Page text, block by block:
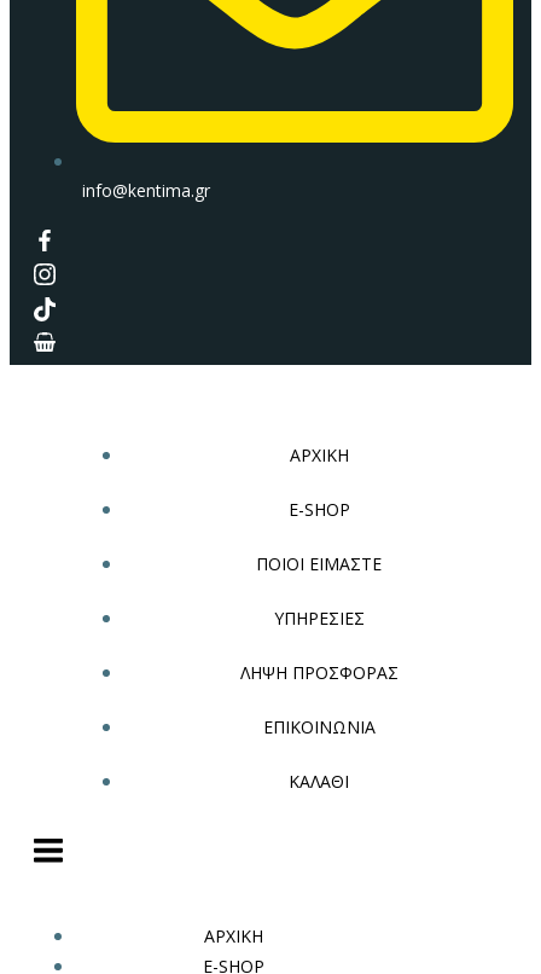
info@kentima.gr
ΑΡΧΙΚΗ
E-SHOP
ΠΟΙΟΙ ΕΙΜΑΣΤΕ
ΥΠΗΡΕΣΙΕΣ
ΛΗΨΗ ΠΡΟΣΦΟΡΑΣ
ΕΠΙΚΟΙΝΩΝΙΑ
ΚΑΛΑΘΙ
ΑΡΧΙΚΗ
E-SHOP